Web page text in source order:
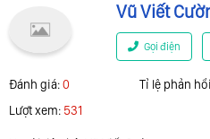
Vũ Viết
Gọi điện
Đánh giá:0 Tỉ lệ phản
Lượt xem: 531